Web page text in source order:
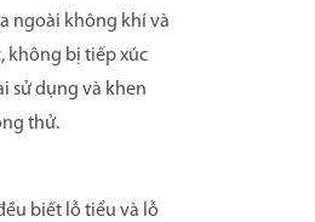
ngoài không khí và
không bị tiếp xúc
sử dụng và khen
thử.
biết lỗ tiểu và lỗ